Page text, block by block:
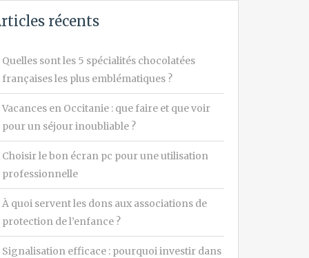
récents
Quelles sont les 5 spécialités chocolatées
françaises les plus emblématiques ?
Vacances en Occitanie : que faire et que voir
pour un séjour inoubliable ?
Choisir le bon écran pc pour une utilisation
professionnelle
À quoi servent les dons aux associations de
protection de l’enfance ?
Signalisation efficace : pourquoi investir dans